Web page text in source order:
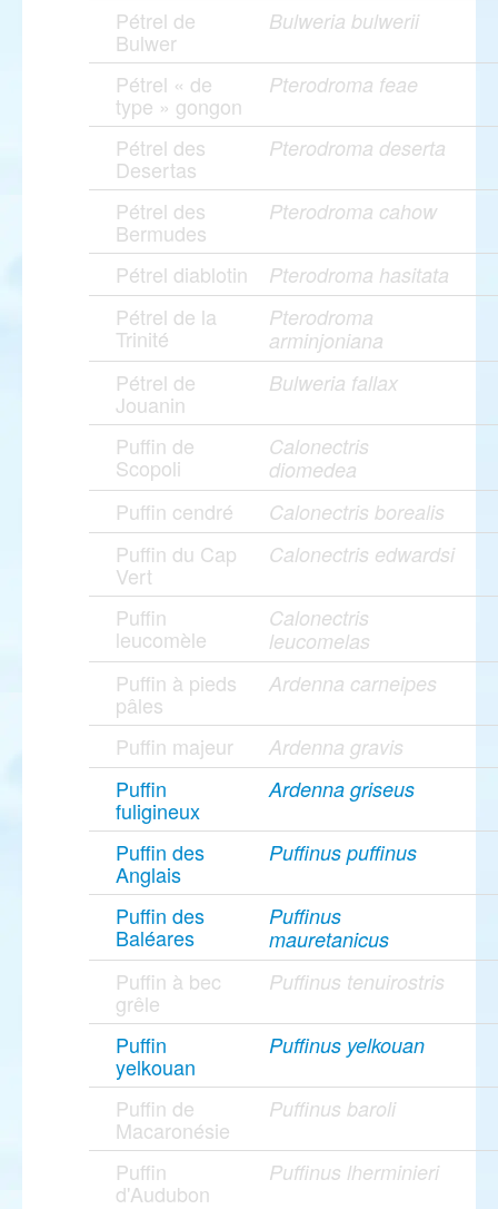
Pétrel de
Bulwer
Bulweria bulwerii
Pétrel « de
type » gongon
Pterodroma feae
Pétrel des
Desertas
Pterodroma deserta
Pétrel des
Bermudes
Pterodroma cahow
Pétrel diablotin Pterodroma hasitata
Pétrel de la
Trinité
Pterodroma
arminjoniana
Pétrel de
Jouanin
Bulweria fallax
Puffin de
Scopoli
Calonectris
diomedea
Puffin cendré Calonectris borealis
Puffin du Cap
Vert
Calonectris edwardsi
Puffin
leucomèle
Calonectris
leucomelas
Puffin à pieds
pâles
Ardenna carneipes
Puffin majeur Ardenna gravis
Puffin
fuligineux
Ardenna griseus
Puffin des
Anglais
Puffinus puffinus
Puffin des
Baléares
Puffinus
mauretanicus
Puffin à bec
grêle
Puffinus tenuirostris
Puffin
yelkouan
Puffinus yelkouan
Puffin de
Macaronésie
Puffinus baroli
Puffin
d'Audubon
Puffinus lherminieri